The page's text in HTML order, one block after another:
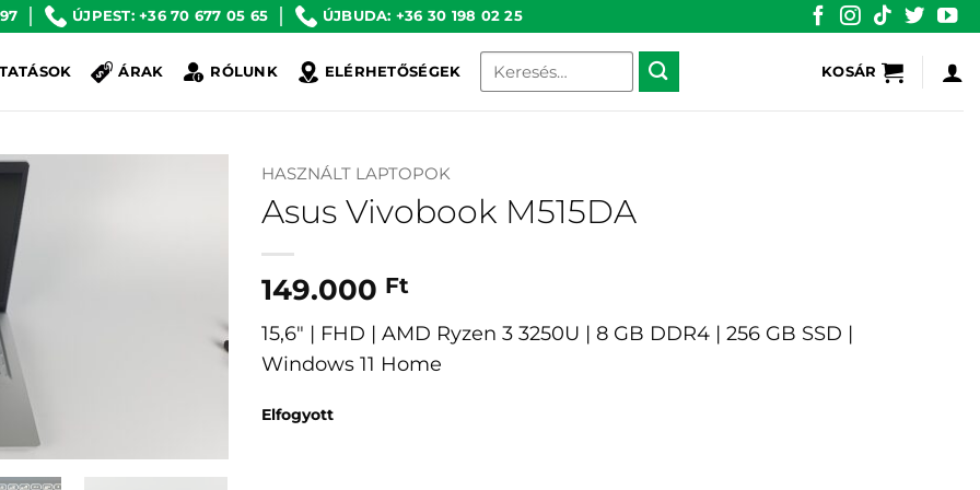
ÚJPEST: +36 70 677 05 65 ÚJBUDA: +36 30 198 02 25
ÁRAK RÓLUNK ELÉRHETŐSÉGEK
Keresés
következőre:
KOSÁR
HASZNÁLT LAPTOPOK
Asus Vivobook M515DA
149.000 Ft
15,6″ | FHD | AMD Ryzen 3 3250U | 8 GB DDR4 | 256 GB SSD |
Windows 11 Home
Elfogyott